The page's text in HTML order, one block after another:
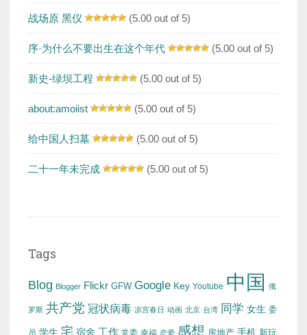
战场原 黑仪 (5.00 out of 5)
序·为什么不要出生在这个年代 (5.00 out of 5)
新史-绿坝工程 (5.00 out of 5)
about:amoiist (5.00 out of 5)
给中国人扫墓 (5.00 out of 5)
二十一年未完成 (5.00 out of 5)
Tags
Blog Blogger Flickr GFW Google Key Youtube 中国 俄
罗斯 共产党 冠状病毒 凉宫春日 动画 北京 台湾 同学 女生 委
学生 宅 宿舍 工作 常委 恋爱 感想 房地产 手机 新玩